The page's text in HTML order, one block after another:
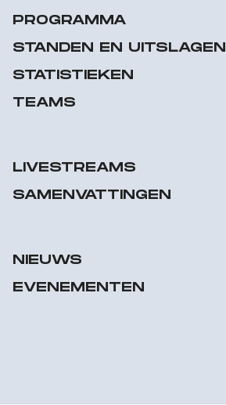
PROGRAMMA
STANDEN EN UITSLAGEN
STATISTIEKEN
TEAMS
LIVESTREAMS
SAMENVATTINGEN
NIEUWS
EVENEMENTEN